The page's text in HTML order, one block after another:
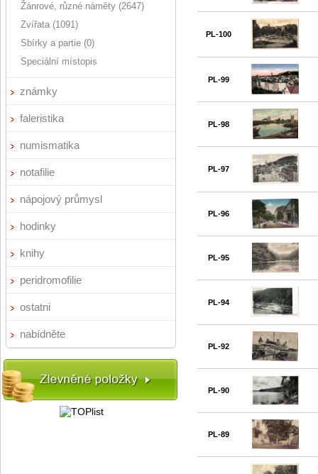
Žánrové, různé náměty (2647)
Zvířata (1091)
Sbírky a partie (0)
Speciální místopis
známky
faleristika
numismatika
notafilie
nápojový průmysl
hodinky
knihy
peridromofilie
ostatni
nabídněte
PL-100
PL-99
PL-98
PL-97
PL-96
PL-95
PL-94
PL-92
PL-90
PL-89